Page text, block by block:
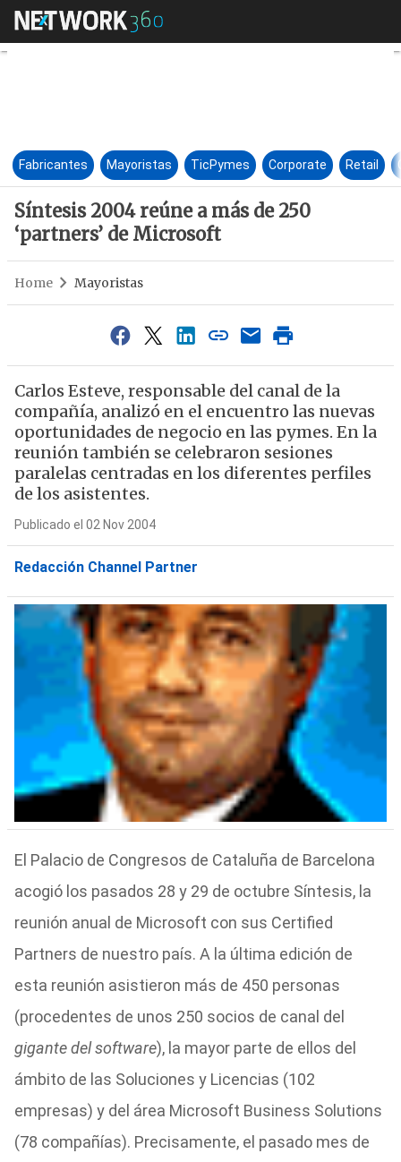
Síntesis 2004 reúne a más de
Fabricantes Mayoristas TicPymes Corporate Retail
Síntesis 2004 reúne a más de 250
‘partners’ de Microsoft
Home Mayoristas
Carlos Esteve, responsable del canal de la
compañía, analizó en el encuentro las nuevas
oportunidades de negocio en las pymes. En la
reunión también se celebraron sesiones
paralelas centradas en los diferentes perfiles
de los asistentes.
Publicado el 02 Nov 2004
Redacción Channel Partner
El Palacio de Congresos de Cataluña de Barcelona
acogió los pasados 28 y 29 de octubre Síntesis, la
reunión anual de Microsoft con sus Certified
Partners de nuestro país. A la última edición de
esta reunión asistieron más de 450 personas
(procedentes de unos 250 socios de canal del
gigante del software), la mayor parte de ellos del
ámbito de las Soluciones y Licencias (102
empresas) y del área Microsoft Business Solutions
(78 compañías). Precisamente, el pasado mes de